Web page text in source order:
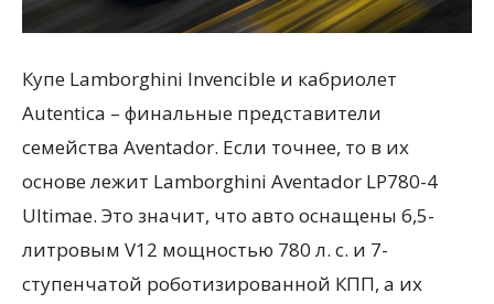
Купе Lamborghini Invencible и кабриолет
Autentica – финальные представители
семейства Aventador. Если точнее, то в их
основе лежит Lamborghini Aventador LP780-4
Ultimae. Это значит, что авто оснащены 6,5-
литровым V12 мощностью 780 л. с. и 7-
ступенчатой роботизированной КПП, а их